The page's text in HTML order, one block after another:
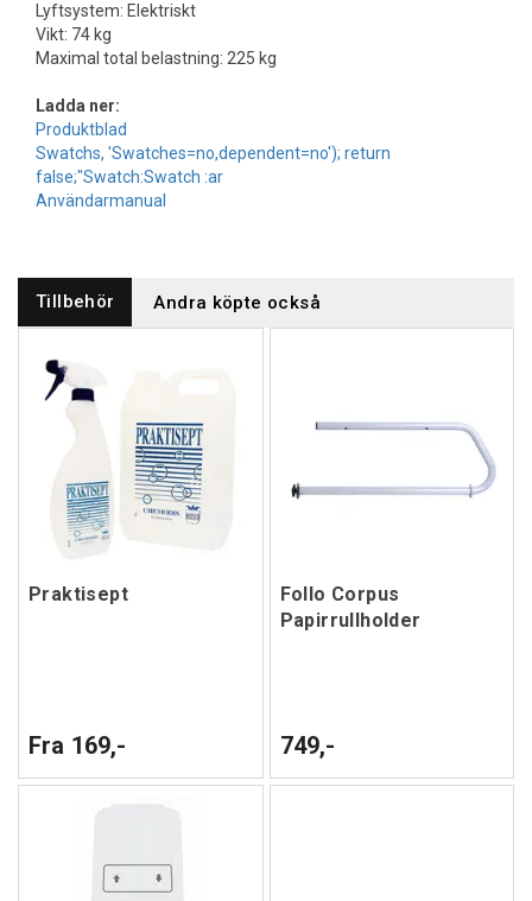
Lyftsystem: Elektriskt
Vikt: 74 kg
Maximal total belastning: 225 kg
Ladda ner:
Produktblad
Swatchs, 'Swatches=no,dependent=no'); return
false;"Swatch:Swatch :ar
Användarmanual
Tillbehör Andra köpte också
Praktisept
Fra 169,-
Follo Corpus
Papirrullholder
749,-